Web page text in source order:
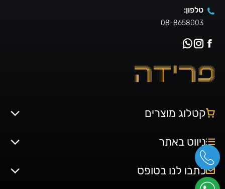
טלפון:
08-8658003
קטלוג מוצרים
ניווט באתר
כתבו לנו בטופס